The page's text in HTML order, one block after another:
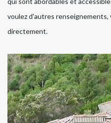
voulez d'autres
directement.